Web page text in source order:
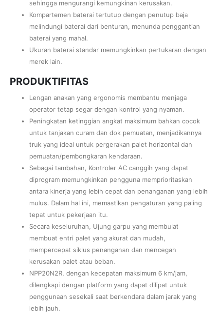
sehingga mengurangi kemungkinan kerusakan.
Kompartemen baterai tertutup dengan penutup baja
melindungi baterai dari benturan, menunda penggantian
baterai yang mahal.
Ukuran baterai standar memungkinkan pertukaran dengan
merek lain.
PRODUKTIFITAS
Lengan anakan yang ergonomis membantu menjaga
operator tetap segar dengan kontrol yang nyaman.
Peningkatan ketinggian angkat maksimum bahkan cocok
untuk tanjakan curam dan dok pemuatan, menjadikannya
truk yang ideal untuk pergerakan palet horizontal dan
pemuatan/pembongkaran kendaraan.
Sebagai tambahan, Kontroler AC canggih yang dapat
diprogram memungkinkan pengguna memprioritaskan
antara kinerja yang lebih cepat dan penanganan yang lebih
mulus. Dalam hal ini, memastikan pengaturan yang paling
tepat untuk pekerjaan itu.
Secara keseluruhan, Ujung garpu yang membulat
membuat entri palet yang akurat dan mudah,
mempercepat siklus penanganan dan mencegah
kerusakan palet atau beban.
NPP20N2R, dengan kecepatan maksimum 6 km/jam,
dilengkapi dengan platform yang dapat dilipat untuk
penggunaan sesekali saat berkendara dalam jarak yang
lebih jauh.